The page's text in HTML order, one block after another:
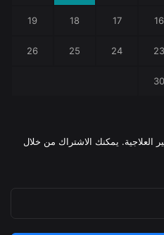
16
17
18
19
23
24
25
26
30
العلاجية. يمكنك الاشتراك من خلال